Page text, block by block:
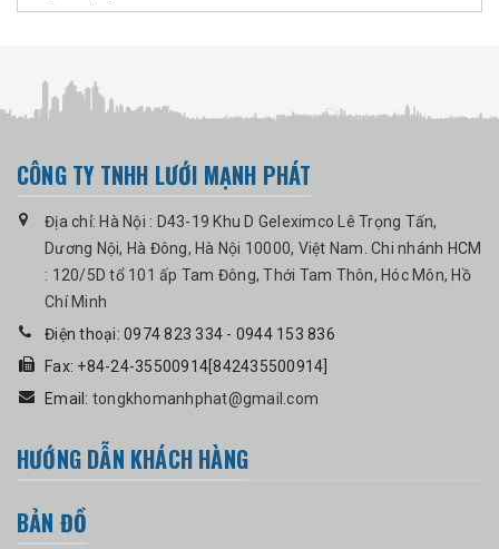
CÔNG TY TNHH LƯỚI MẠNH PHÁT
Địa chỉ: Hà Nội : D43-19 Khu D Geleximco Lê Trọng Tấn,
Dương Nội, Hà Đông, Hà Nội 10000, Việt Nam. Chi nhánh HCM
: 120/5D tổ 101 ấp Tam Đông, Thới Tam Thôn, Hóc Môn, Hồ
Chí Minh
Điện thoại: 0974 823 334 - 0944 153 836
Fax: +84-24-35500914[842435500914]
Email: tongkhomanhphat@gmail.com
HƯỚNG DẪN KHÁCH HÀNG
BẢN ĐỒ